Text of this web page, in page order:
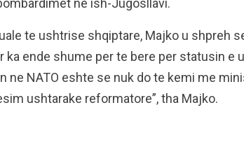
ne ish-Jugosllavi.
te ushtrise shqiptare, Majko u shpreh
ka ende shume per te bere per statusin e
ne NATO eshte se nuk do te kemi me
ushtarake reformatore”, tha Majko.